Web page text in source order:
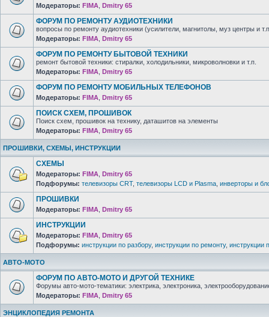
Модераторы: FIMA Dmitry 65
ФОРУМ ПО РЕМОНТУ АУДИОТЕХНИКИ
вопросы по ремонту аудиотехники (усилители, магнитолы, муз центры и
Модераторы: FIMA Dmitry 65
ФОРУМ ПО РЕМОНТУ БЫТОВОЙ ТЕХНИКИ
ремонт бытовой техники: стиралки, холодильники, микроволновки и т.п.
Модераторы: FIMA Dmitry 65
ФОРУМ ПО РЕМОНТУ МОБИЛЬНЫХ ТЕЛЕФОНОВ
Модераторы: FIMA Dmitry 65
ПОИСК СХЕМ, ПРОШИВОК
Поиск схем, прошивок на технику, даташитов на элементы
Модераторы: FIMA Dmitry 65
ПРОШИВКИ, СХЕМЫ, ИНСТРУКЦИИ
СХЕМЫ
Модераторы: FIMA Dmitry 65
Подфорумы: телевизоры CRT, телевизоры LCD и Plasma инверторы и
ПРОШИВКИ
Модераторы: FIMA Dmitry 65
ИНСТРУКЦИИ
Модераторы: FIMA Dmitry 65
Подфорумы: инструкции по разбору, инструкции по ремонту, инструкции
АВТО-МОТО
ФОРУМ ПО АВТО-МОТО И ДРУГОЙ ТЕХНИКЕ
Форумы авто-мото-тематики: электрика, электроника,
Модераторы: FIMA Dmitry 65
ЭНЦИКЛОПЕДИЯ РЕМОНТА